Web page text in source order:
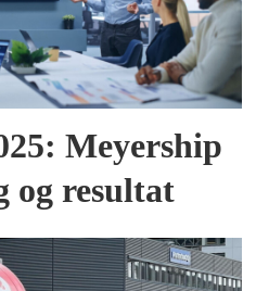
Meyership
og resultat